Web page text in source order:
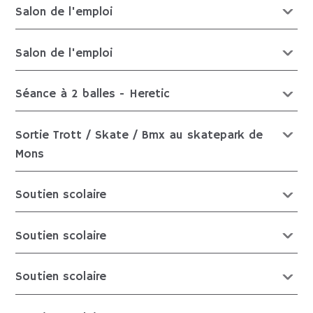
Salon de l'emploi
Salon de l'emploi
Séance à 2 balles - Heretic
Sortie Trott / Skate / Bmx au skatepark de
Mons
Soutien scolaire
Soutien scolaire
Soutien scolaire